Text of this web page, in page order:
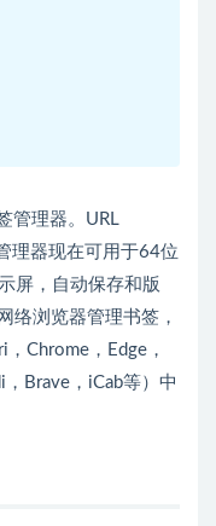
管理器。URL
理器现在可用于64位
屏，自动保存和版
络浏览器管理书签，
Chrome，Edge，
Brave，iCab等）中